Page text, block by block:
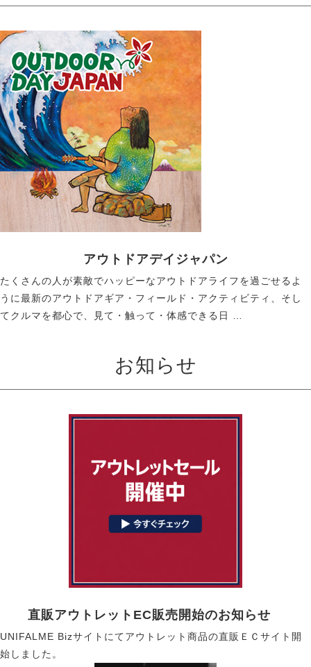
アウトドアデイジャパン
たくさんの人が素敵でハッピーなアウトドアライフを過ごせるよ
うに最新のアウトドアギア・フィールド・アクティビティ、そし
てクルマを都心で、見て・触って・体感できる日 …
お知らせ
直販アウトレットEC販売開始のお知らせ
UNIFALME Bizサイトにてアウトレット商品の直販ＥＣサイト開
始しました。